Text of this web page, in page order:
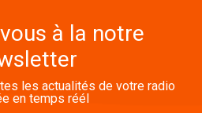
à la notre
les actualités de votre radio
en temps réél